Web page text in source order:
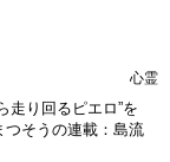
心霊
走り回るピエロ”を
そうの連載：島流